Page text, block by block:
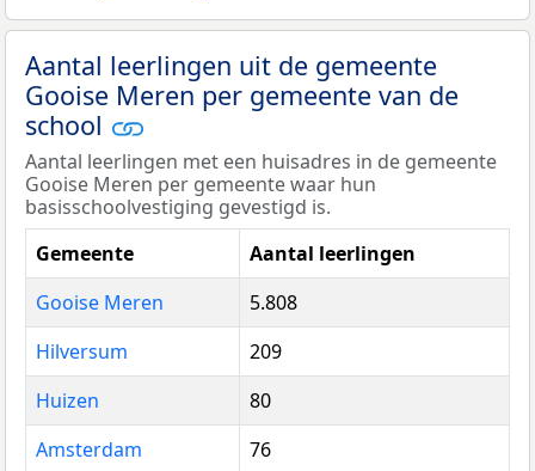
Aantal leerlingen uit de gemeente
Gooise Meren per gemeente van de
school
Aantal leerlingen met een huisadres in de gemeente
Gooise Meren per gemeente waar hun
basisschoolvestiging gevestigd is.
Gemeente
Aantal leerlingen
Gooise Meren
5.808
Hilversum
209
Huizen
80
Amsterdam
76